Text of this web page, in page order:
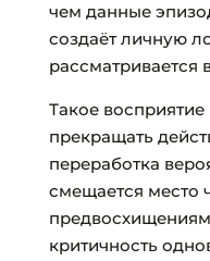
чем данные
создаёт личную
рассматривается
Такое
прекращать
переработка
смещается место
критичность